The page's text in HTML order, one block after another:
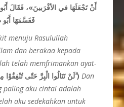
أَنْ تَجْعَلَهَا في الأقْرَبينَ»، فَقَالَ
فَقَسَّمَهَا
menuju Rasulullah
dan berakaa kepada
telah memfrimankan ayat-
لَنْ تَنَالُوا الْبِرَّ حَتّٰى تُنْفِقُوْا مِمَّا تُحِبُّوْنَ ۗ)Dan
paling aku cintai adalah
aku sedekahkan untuk